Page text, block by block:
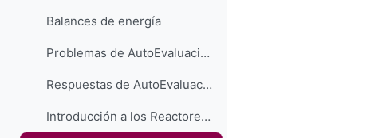
Balances de energía
Problemas de AutoEvaluación sobre Balances de Energía
Respuestas de AutoEvaluación sobre Balances de Energía
Introducción a los Reactores Químicos